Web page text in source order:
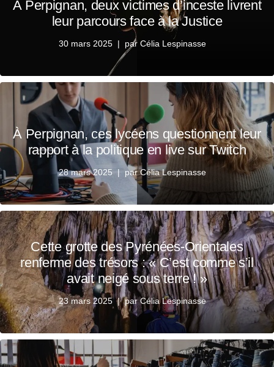
À Perpignan, deux victimes d’inceste livrent
leur parcours face à la Justice
30 mars 2025 par Célia Lespinasse
À Perpignan, ces lycéens questionnent leur
rapport à la politique en live sur Twitch
28 mars 2025 parCélia Lespinasse
Cette grotte des Pyrénées-Orientales
renferme des trésors : « C’est comme s’il
avait neigé sous terre ! »
23 mars 2025 parCélia Lespinasse